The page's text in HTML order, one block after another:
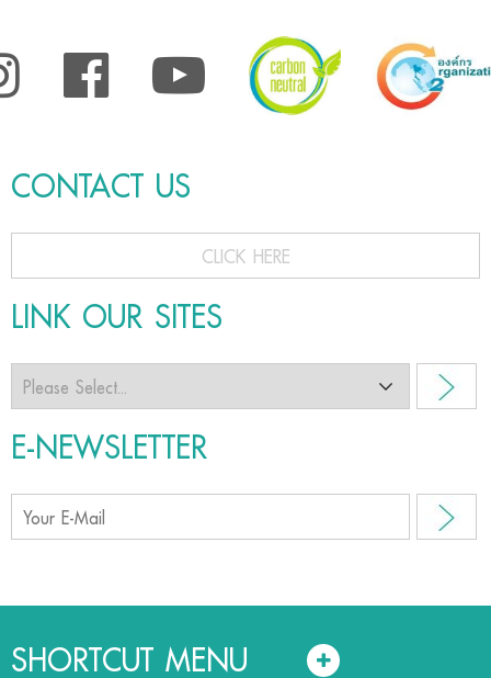
CONTACT US
CLICK HERE
LINK OUR SITES
E-NEWSLETTER
SHORTCUT MENU